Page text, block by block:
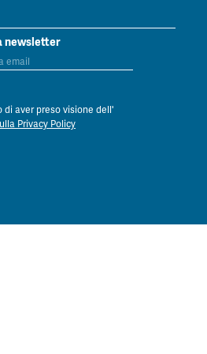
newsletter
di aver preso visione dell'
Privacy Policy